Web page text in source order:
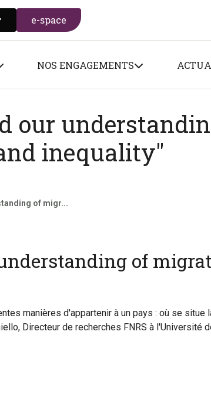
e-space
NOS ENGAGEMENTS
our
inequality"
of migr...
of
manières d'appartenir à un pays : où se
Directeur de recherches FNRS à l'Université